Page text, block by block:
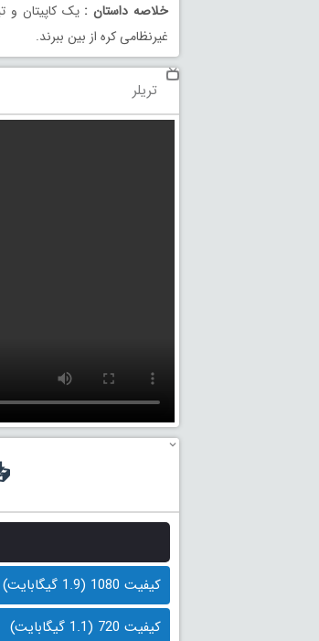
خلاصه داستان :
غیرنظامی کره از بین ببرند.
تریلر
کیفیت 1080 (1.9 گیگابایت)
کیفیت 720 (1.1 گیگابایت)